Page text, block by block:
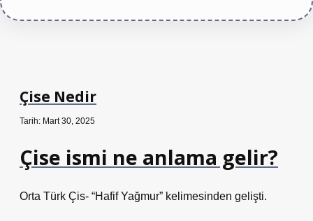
Çise Nedir
Tarih: Mart 30, 2025
Çise ismi ne anlama gelir?
Orta Türk Çis- “Hafif Yağmur” kelimesinden gelişti.